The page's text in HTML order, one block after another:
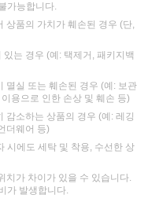
가능합니다.
상품의 가치가 훼손된 경우 (단,
는 경우 (예: 택제거, 패키지백
멸실 또는 훼손된 경우 (예: 보관
용으로 인한 손상 및 훼손 등)
감소하는 상품의 경우 (예: 레깅
더웨어 등)
시에도 세탁 및 착용, 수선한 상
치가 차이가 있을 수 있습니다.
가 발생합니다.